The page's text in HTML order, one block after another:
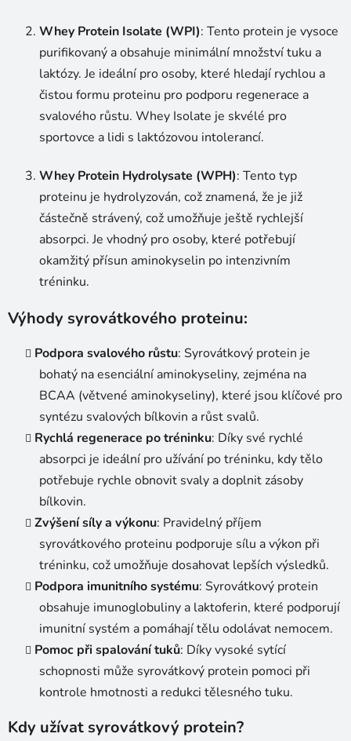
Whey Protein Isolate (WPI): Tento protein je vysoce
purifikovaný a obsahuje minimální množství tuku a
laktózy. Je ideální pro osoby, které hledají rychlou a
čistou formu proteinu pro podporu regenerace a
svalového růstu. Whey Isolate je skvélé pro
sportovce a lidi s laktózovou intolerancí.
Whey Protein Hydrolysate (WPH): Tento typ
proteinu je hydrolyzován, což znamená, že je již
částečně strávený, což umožňuje ještě rychlejší
absorpci. Je vhodný pro osoby, které potřebují
okamžitý přísun aminokyselin po intenzivním
tréninku.
Výhody syrovátkového proteinu:
Podpora svalového růstu: Syrovátkový protein je
bohatý na esenciální aminokyseliny, zejména na
BCAA (větvené aminokyseliny), které jsou klíčové pro
syntézu svalových bílkovin a růst svalů.
Rychlá regenerace po tréninku: Díky své rychlé
absorpci je ideální pro užívání po tréninku, kdy tělo
potřebuje rychle obnovit svaly a doplnit zásoby
bílkovin.
Zvýšení síly a výkonu: Pravidelný příjem
syrovátkového proteinu podporuje sílu a výkon při
tréninku, což umožňuje dosahovat lepších výsledků.
Podpora imunitního systému: Syrovátkový protein
obsahuje imunoglobuliny a laktoferin, které podporují
imunitní systém a pomáhají tělu odolávat nemocem.
Pomoc při spalování tuků: Díky vysoké sytící
schopnosti může syrovátkový protein pomoci při
kontrole hmotnosti a redukci tělesného tuku.
Kdy užívat syrovátkový protein?